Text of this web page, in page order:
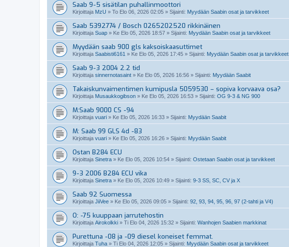
Saab 9-5 sisätilan puhallinmoottori
Kirjoittaja MzU » To Elo 06, 2026 02:05 » Sijainti: Myydään Saabin osat ja tarvikkeet
Saab 5392774 / Bosch 0265202520 rikkinäinen
Kirjoittaja Suap » Ke Elo 05, 2026 18:57 » Sijainti: Myydään Saabin osat ja tarvikkeet
Myydään saab 900 gls kaksoiskaasuttimet
Kirjoittaja Saabisti6161 » Ke Elo 05, 2026 17:45 » Sijainti: Myydään Saabin osat ja tarvikkeet
Saab 9-3 2004 2.2 tid
Kirjoittaja sinnernotasaint » Ke Elo 05, 2026 16:56 » Sijainti: Myydään Saabit
Takaiskunvaimentimen kumipusla 5059530 – sopiva korvaava osa?
Kirjoittaja Musaukkogibson » Ke Elo 05, 2026 16:53 » Sijainti: OG 9-3 & NG 900
M:Saab 9000 CS -94
Kirjoittaja vuari » Ke Elo 05, 2026 16:33 » Sijainti: Myydään Saabit
M: Saab 99 GLS 4d -83
Kirjoittaja vuari » Ke Elo 05, 2026 16:26 » Sijainti: Myydään Saabit
Ostan B284 ECU
Kirjoittaja Sinetra » Ke Elo 05, 2026 10:54 » Sijainti: Ostetaan Saabin osat ja tarvikkeet
9-3 2006 B284 ECU vika
Kirjoittaja Sinetra » Ke Elo 05, 2026 10:49 » Sijainti: 9-3 SS, SC, CV ja X
Saab 92 Suomessa
Kirjoittaja JiiVee » Ke Elo 05, 2026 09:05 » Sijainti: 92, 93, 94, 95, 96, 97 (2-tahti ja V4)
O: -75 kuuppaan jarrutehostin
Kirjoittaja Airokolkki » Ti Elo 04, 2026 15:32 » Sijainti: Wanhojen Saabien markkinat
Purettuna -08 ja -09 diesel koneiset femmat.
Kirjoittaja Tuha » Ti Elo 04, 2026 12:05 » Sijainti: Myydään Saabin osat ja tarvikkeet